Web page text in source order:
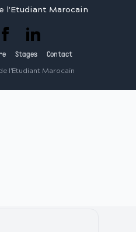
l'Etudiant Marocain
Stages Contact
l'Etudiant Marocain